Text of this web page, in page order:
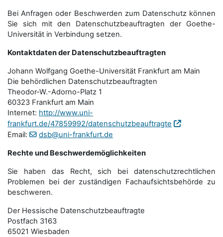
Bei Anfragen oder Beschwerden zum Datenschutz können
Sie sich mit den Datenschutz­beauftragten der Goethe-
Universität in Verbindung setzen.
Kontaktdaten der Datenschutzbeauftragten
Johann Wolfgang Goethe-Universität Frankfurt am Main
Die behördlichen Datenschutzbeauftragten
Theodor-W.-Adorno-Platz 1
60323 Frankfurt am Main
Internet: http://www.uni-
frankfurt.de/47859992/datenschutzbeauftragte
Email:
dsb@uni-frankfurt.de
Rechte und Beschwerdemöglichkeiten
Sie haben das Recht, sich bei datenschutzrechtlichen
Problemen bei der zuständigen Fachauf­sichts­behörde zu
beschweren.
Der Hessische Datenschutzbeauftragte
Postfach 3163
65021 Wiesbaden